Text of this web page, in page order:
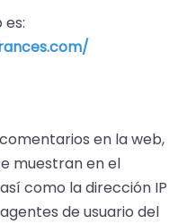
en la web,
muestran en el
como la dirección IP
de usuario del